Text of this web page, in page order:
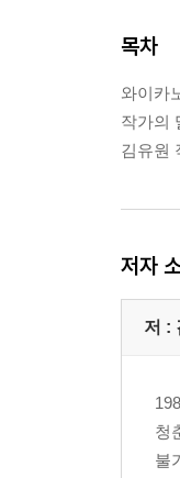
목차
와이카
작가의
김유원
저자
저 :
청
불